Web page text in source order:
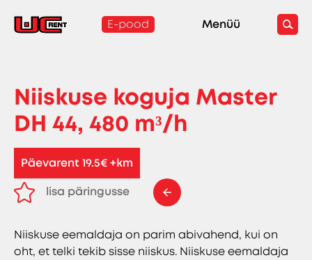
E-pood Menüü
Niiskuse koguja Master
DH 44, 480 m³/h
Päevarent 19.5€ +km
lisa päringusse
Niiskuse eemaldaja on parim abivahend, kui on
oht, et telki tekib sisse niiskus. Niiskuse eemaldaja